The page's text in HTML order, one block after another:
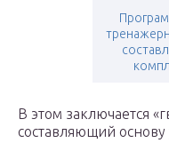
В этом заключается
составляющий